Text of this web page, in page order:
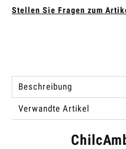
Stellen Sie Fragen zum
Beschreibung
Verwandte Artikel